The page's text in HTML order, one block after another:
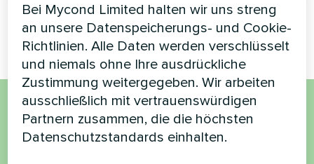
Möchten Sie kaufen oder
Bei Mycond Limited halten wir uns streng
an unsere Datenspeicherungs- und Cookie-
Richtlinien. Alle Daten werden verschlüsselt
und niemals ohne Ihre ausdrückliche
Zustimmung weitergegeben. Wir arbeiten
ausschließlich mit vertrauenswürdigen
Partnern zusammen, die die höchsten
Datenschutzstandards einhalten.